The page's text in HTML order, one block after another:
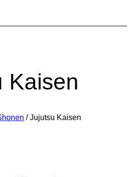
Kaisen
/ Jujutsu Kaisen